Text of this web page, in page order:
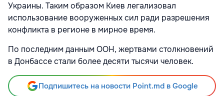
Украины. Таким образом Киев легализовал
использование вооруженных сил ради разрешения
конфликта в регионе в мирное время.
По последним данным ООН, жертвами столкновений
в Донбассе стали более десяти тысячи человек.
Подпишитесь на новости Point.md в Google